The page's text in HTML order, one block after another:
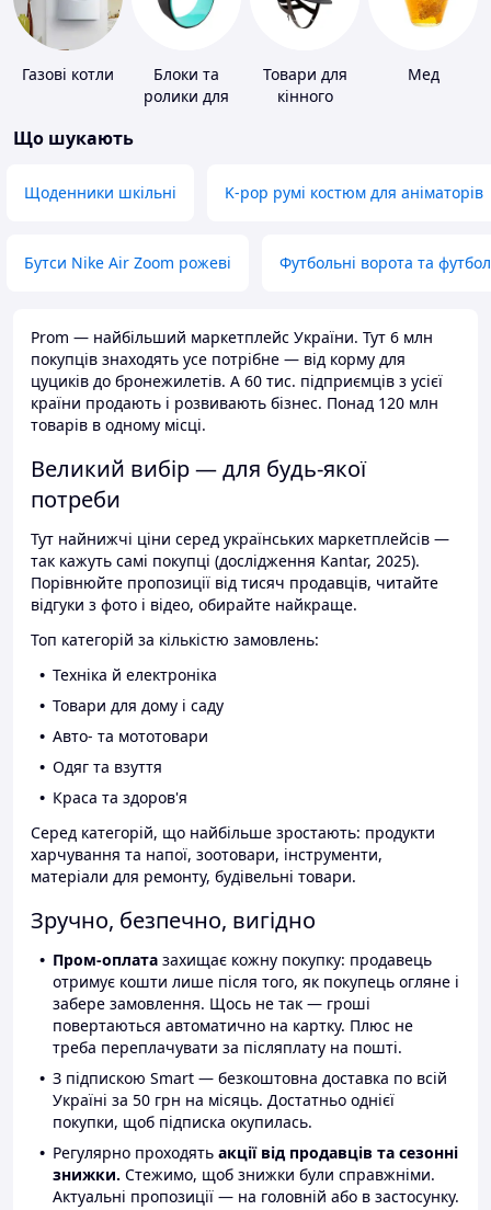
Газові котли
Блоки та
ролики для
Товари для
кінного
Мед
Що шукають
Щоденники шкільні K-pop румі костюм для аніматорів
Бутси Nike Air Zoom рожеві Футбольні ворота та
Prom — найбільший маркетплейс України. Тут 6 млн
покупців знаходять усе потрібне — від корму для
цуциків до бронежилетів. А 60 тис. підприємців з усієї
країни продають і розвивають бізнес. Понад 120 млн
товарів в одному місці.
Великий вибір — для будь-якої
потреби
Тут найнижчі ціни серед українських маркетплейсів —
так кажуть самі покупці (дослідження Kantar, 2025).
Порівнюйте пропозиції від тисяч продавців, читайте
відгуки з фото і відео, обирайте найкраще.
Топ категорій за кількістю замовлень:
Техніка й електроніка
Товари для дому і саду
Авто- та мототовари
Одяг та взуття
Краса та здоров'я
Серед категорій, що найбільше зростають: продукти
харчування та напої, зоотовари, інструменти,
матеріали для ремонту, будівельні товари.
Зручно, безпечно, вигідно
Пром-оплата захищає кожну покупку: продавець
отримує кошти лише після того, як покупець огляне і
забере замовлення. Щось не так — гроші
повертаються автоматично на картку. Плюс не
треба переплачувати за післяплату на пошті.
З підпискою Smart — безкоштовна доставка по всій
Україні за 50 грн на місяць. Достатньо однієї
покупки, щоб підписка окупилась.
Регулярно проходять акції від продавців та сезонні
знижки. Стежимо, щоб знижки були справжніми.
Актуальні пропозиції — на головній або в застосунку.